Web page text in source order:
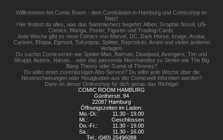
Willkommen bei Comic Room - dem Comicladen in Hamburg und Comicshop im
Netz!
Hier findest du alles, was das Sammlerherz begehrt: Alben, Graphic Novel, US-
Comics, Manga, Poster, Figuren und Trading-Cards.
Jede Woche gibt es neue Comics von Marvel, DC, Dark Horse, Image, Avatar,
Carlsen, Ehapa, Egmont, Tokyopop, Splitter, Reprodukt, Avant und vielen anderen
Verlagen.
Du suchst Comicserien wie Spider-Man, Batman, Deadpool, Avengers, Tim und
Struppi, Asterix, Naruto... oder das passende Merchandise zu Serien wie The Big
Bang Theory oder Game of Thrones?
Du willst einen zuverlässigen Abo-Service? Du willst jede Woche über die
Neuerscheinungen oder Neuigkeiten aus der Comicwelt informiert werden?
Dann ist dieser Onlineshop für dich genau das Richtige!
COMIC ROOM HAMBURG
Güntherstr. 94
22087 Hamburg
Öffnungszeiten im Laden:
Mo.-Di.:
11.30 - 19.00
Mi.:
Geschlossen
Do.-Fr.:
11.30 - 19.00
Sa.:
11.30 - 16.00
Tel.: (040) 25496088